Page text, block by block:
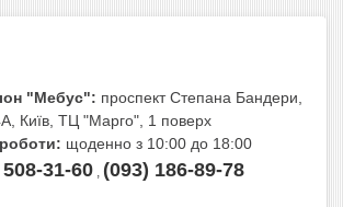
"Мебус": проспект Степана Бандери,
Київ, ТЦ "Марго", 1 поверх
щоденно з 10:00 до 18:00
31-60, (093) 186-89-78